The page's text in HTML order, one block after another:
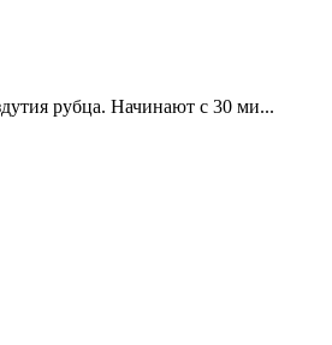
рубца. Начинают с 30 ми...